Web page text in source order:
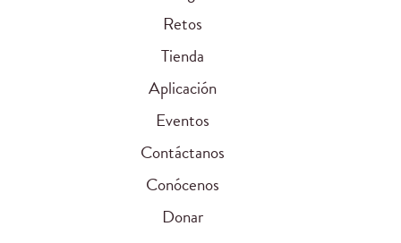
Retos
Tienda
Aplicación
Eventos
Contáctanos
Conócenos
Donar